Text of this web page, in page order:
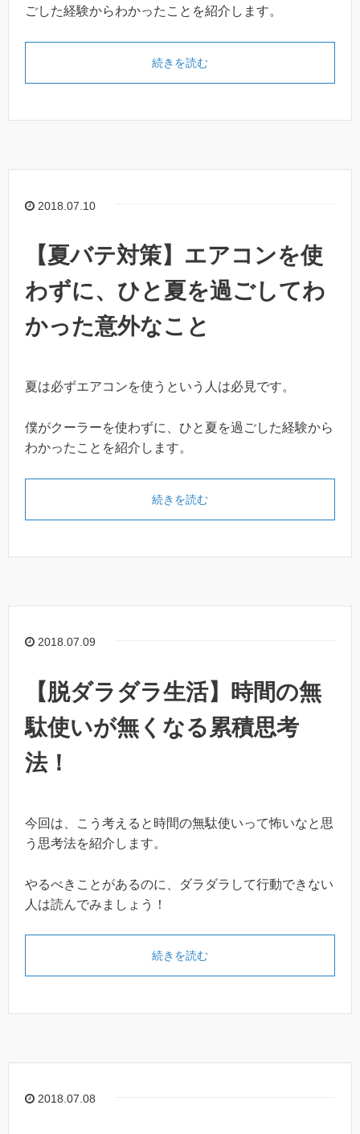
ごした経験からわかったことを紹介します。
続きを読む
2018.07.10
【夏バテ対策】エアコンを使
わずに、ひと夏を過ごしてわ
かった意外なこと
夏は必ずエアコンを使うという人は必見です。
僕がクーラーを使わずに、ひと夏を過ごした経験から
わかったことを紹介します。
続きを読む
2018.07.09
【脱ダラダラ生活】時間の無
駄使いが無くなる累積思考
法！
今回は、こう考えると時間の無駄使いって怖いなと思
う思考法を紹介します。
やるべきことがあるのに、ダラダラして行動できない
人は読んでみましょう！
続きを読む
2018.07.08